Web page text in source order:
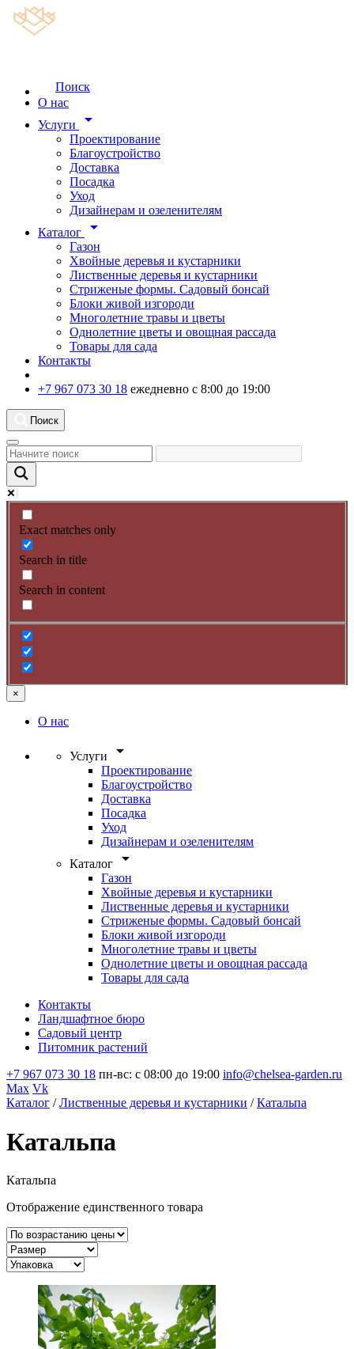
Поиск
О нас
Услуги
arrow_drop_down
Проектирование
Благоустройство
Доставка
Посадка
Уход
Дизайнерам и озеленителям
Каталог
arrow_drop_down
Газон
Хвойные деревья и кустарники
Лиственные деревья и кустарники
Стриженые формы. Садовый бонсай
Блоки живой изгороди
Многолетние травы и цветы
Однолетние цветы и овощная рассада
Товары для сада
Контакты
+7 967 073 30 18 ежедневно с 8:00 до 19:00
Поиск
Exact matches only
Search in title
Search in content
×
О нас
Услуги arrow_drop_down
Проектирование
Благоустройство
Доставка
Посадка
Уход
Дизайнерам и озеленителям
Каталог
arrow_drop_down
Газон
Хвойные деревья и кустарники
Лиственные деревья и кустарники
Стриженые формы. Садовый бонсай
Блоки живой изгороди
Многолетние травы и цветы
Однолетние цветы и овощная рассада
Товары для сада
Контакты
Ландшафтное бюро
Садовый центр
Питомник растений
+7 967 073 30 18 пн-вс: с 08:00 до 19:00 info@chelsea-garden.ru
Max Vk
Каталог /Лиственные деревья и кустарники /Катальпа
Катальпа
Катальпа
Отображение единственного товара